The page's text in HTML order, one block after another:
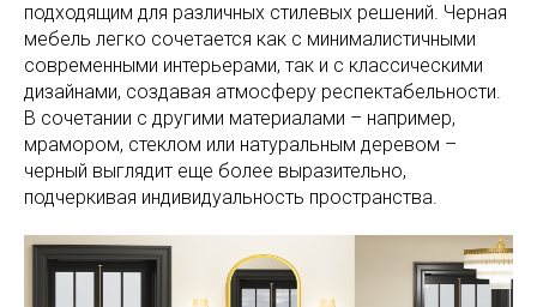
подходящим для различных стилевых решений. Черная
мебель легко сочетается как с минималистичными
современными интерьерами, так и с классическими
дизайнами, создавая атмосферу респектабельности.
В сочетании с другими материалами – например,
мрамором, стеклом или натуральным деревом –
черный выглядит еще более выразительно,
подчеркивая индивидуальность пространства.